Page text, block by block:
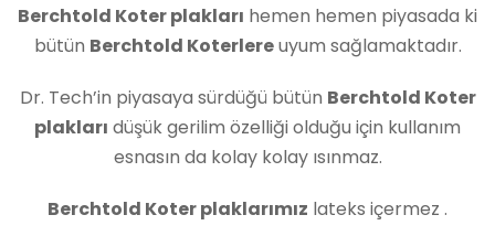
Berchtold Koter plakları hemen hemen piyasada ki
bütün Berchtold Koterlereuyum sağlamaktadır.
Dr. Tech’in piyasaya sürdüğü bütün Berchtold Koter
plakları düşük gerilim özelliği olduğu için kullanım
esnasın da kolay kolay ısınmaz.
Berchtold Koter plaklarımız lateks içermez .